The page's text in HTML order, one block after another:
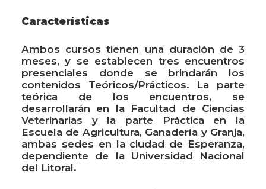
Características
Ambos cursos tienen una duración de 3
meses, y se establecen tres encuentros
presenciales donde se brindarán los
contenidos Teóricos/Prácticos. La parte
teórica de los encuentros, se
desarrollarán en la Facultad de Ciencias
Veterinarias y la parte Práctica en la
Escuela de Agricultura, Ganadería y Granja,
ambas sedes en la ciudad de Esperanza,
dependiente de la Universidad Nacional
del Litoral.